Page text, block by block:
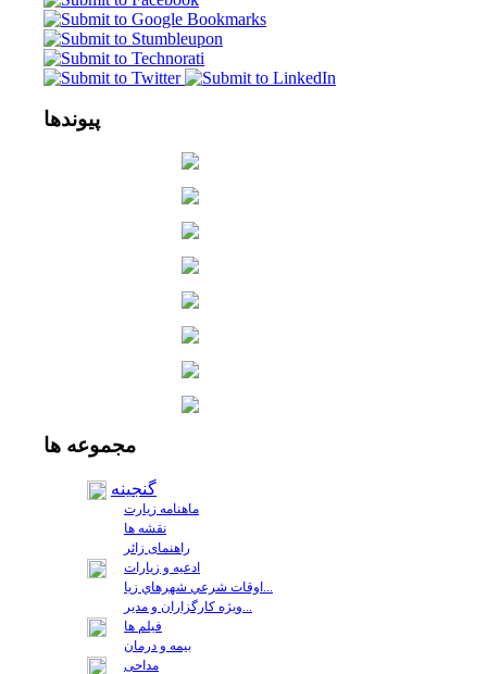
پیوندها
مجموعه ها
گنجینه
ماهنامه زیارت
نقشه ها
راهنمای زائر
ادعیه و زیارات
فيلم ها
بیمه و درمان
مداحی